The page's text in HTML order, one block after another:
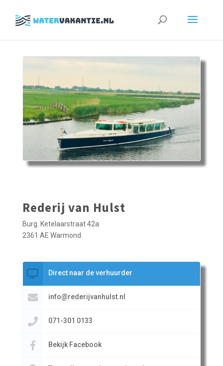
Zoeken
Rederij van Hulst
Burg. Ketelaarstraat 42a
2361 AE Warmond
Direct naar de verhuurder
info@rederijvanhulst.nl
071-301 0133
Bekijk Facebook